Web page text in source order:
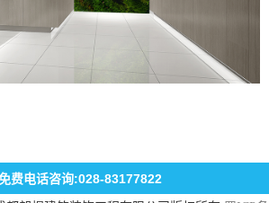
费电话咨询:028-83177822